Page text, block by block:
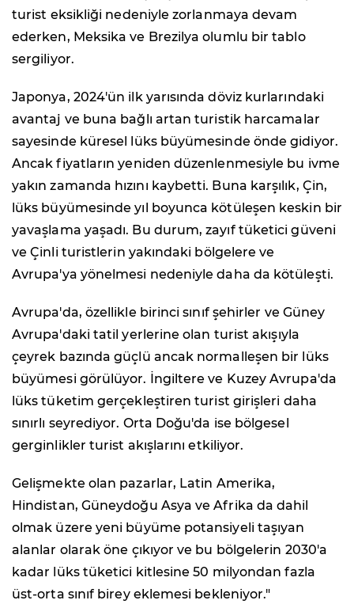
turist eksikliği nedeniyle zorlanmaya devam
ederken, Meksika ve Brezilya olumlu bir tablo
sergiliyor.
Japonya, 2024'ün ilk yarısında döviz kurlarındaki
avantaj ve buna bağlı artan turistik harcamalar
sayesinde küresel lüks büyümesinde önde gidiyor.
Ancak fiyatların yeniden düzenlenmesiyle bu ivme
yakın zamanda hızını kaybetti. Buna karşılık, Çin,
lüks büyümesinde yıl boyunca kötüleşen keskin bir
yavaşlama yaşadı. Bu durum, zayıf tüketici güveni
ve Çinli turistlerin yakındaki bölgelere ve
Avrupa'ya yönelmesi nedeniyle daha da kötüleşti.
Avrupa'da, özellikle birinci sınıf şehirler ve Güney
Avrupa'daki tatil yerlerine olan turist akışıyla
çeyrek bazında güçlü ancak normalleşen bir lüks
büyümesi görülüyor. İngiltere ve Kuzey Avrupa'da
lüks tüketim gerçekleştiren turist girişleri daha
sınırlı seyrediyor. Orta Doğu'da ise bölgesel
gerginlikler turist akışlarını etkiliyor.
Gelişmekte olan pazarlar, Latin Amerika,
Hindistan, Güneydoğu Asya ve Afrika da dahil
olmak üzere yeni büyüme potansiyeli taşıyan
alanlar olarak öne çıkıyor ve bu bölgelerin 2030'a
kadar lüks tüketici kitlesine 50 milyondan fazla
üst-orta sınıf birey eklemesi bekleniyor."